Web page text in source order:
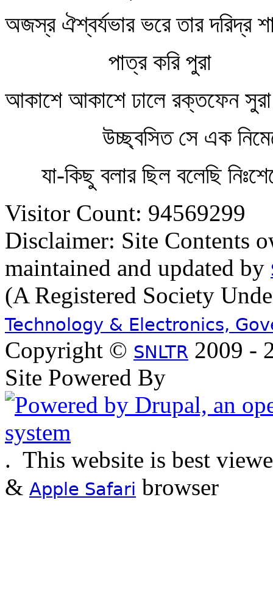
অজস্র ঐশ্বর্যভার ভরে তার দরিদ্র
পাত্র করি পুরা
আকাশে আকাশে ঢালে রক্তফেন
উচ্ছ্বসিত সে এক
যা-কিছু বলার ছিল বলেছি
Visitor Count: 94569299
Disclaimer: Site Contents
maintained and updated by
(A Registered Society
Technology & Electronics,
Copyright © SNLTR 2009 -
Site Powered By
. This website is best
& Apple Safari browser